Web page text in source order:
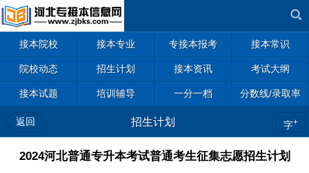
接本院校 接本专业 专接本报考 接本常识
院校动态 招生计划 接本资讯 考试大纲
接本试题 培训辅导 一分一档 分数线/录取率
返回 招生计划 字+
2024河北普通专升本考试普通考生征集志愿招生计划